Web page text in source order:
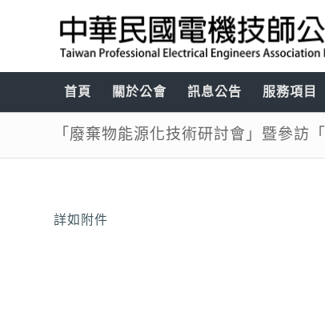
首頁 關於公會 訊息公告 服務項目
「廢棄物能源化技術研討會」暨參訪
詳如附件